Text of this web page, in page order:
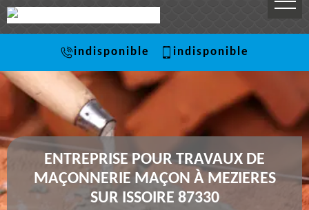
indisponible indisponible
ENTREPRISE POUR TRAVAUX DE
MAÇONNERIE MAÇON À MEZIERES
SUR ISSOIRE 87330